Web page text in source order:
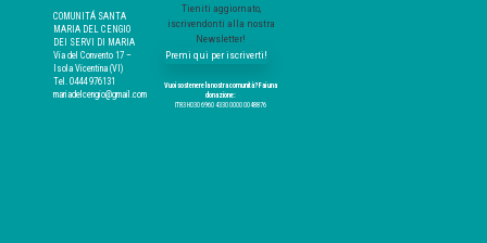
COMUNITÁ SANTA
MARIA DEL CENGIO
DEI SERVI DI MARIA
Via del Convento 17 –
Isola Vicentina (VI)
Tel. 0444 976131
mariadelcengio@gmail.com
Tieniti aggiornato,
iscrivendonti alla nostra
Newsletter!
Premi qui per iscriverti!
Vuoi sostenere la nostra comunità? Fai una
donazione:
IT83 H030 6960 4330 0000 0048876